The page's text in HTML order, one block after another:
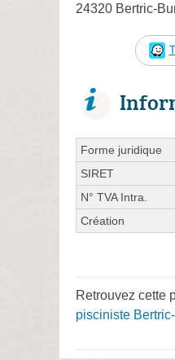
24320 Bertric-
Forme juridique
SIRET
N° TVA Intra.
Création
Retrouvez cette
pisciniste